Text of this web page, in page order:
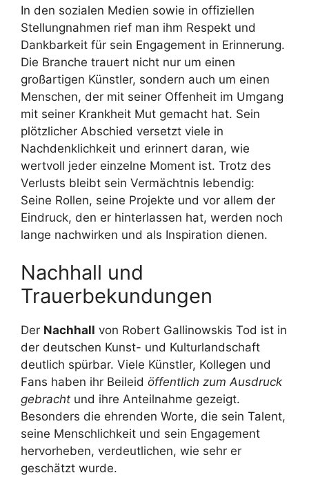
In den sozialen Medien sowie in offiziellen
Stellungnahmen rief man ihm Respekt und
Dankbarkeit für sein Engagement in Erinnerung.
Die Branche trauert nicht nur um einen
großartigen Künstler, sondern auch um einen
Menschen, der mit seiner Offenheit im Umgang
mit seiner Krankheit Mut gemacht hat. Sein
plötzlicher Abschied versetzt viele in
Nachdenklichkeit und erinnert daran, wie
wertvoll jeder einzelne Moment ist. Trotz des
Verlusts bleibt sein Vermächtnis lebendig:
Seine Rollen, seine Projekte und vor allem der
Eindruck, den er hinterlassen hat, werden noch
lange nachwirken und als Inspiration dienen.
Nachhall und
Trauerbekundungen
Der Nachhall von Robert Gallinowskis Tod ist in
der deutschen Kunst- und Kulturlandschaft
deutlich spürbar. Viele Künstler, Kollegen und
Fans haben ihr Beileid öffentlich zum Ausdruck
gebracht und ihre Anteilnahme gezeigt.
Besonders die ehrenden Worte, die sein Talent,
seine Menschlichkeit und sein Engagement
hervorheben, verdeutlichen, wie sehr er
geschätzt wurde.